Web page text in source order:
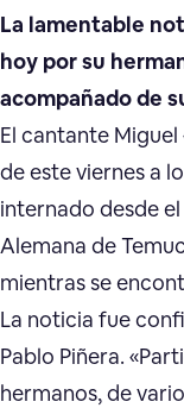
La lamentable
hoy por su
acompañado de
El cantante
de este viernes a
internado desde el
Alemana de
mientras se
La noticia fue
Pablo Piñera.
hermanos, de